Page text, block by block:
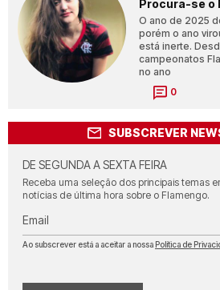
Procura-se o
O ano de 2025
porém o ano
está inerte.
campeonatos
no ano
0
SUBSCREVER
DE SEGUNDA A SEXTA FEIRA
Receba uma seleção dos principais temas
notícias de última hora sobre o Flamengo.
Email
Ao subscrever está a aceitar a nossa Política de